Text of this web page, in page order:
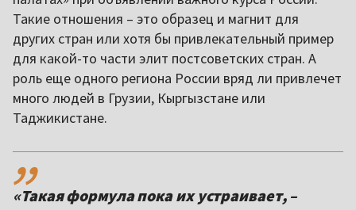
Такие отношения – это образец и магнит для
других стран или хотя бы привлекательный пример
для какой-то части элит постсоветских стран. А
роль еще одного региона России вряд ли привлечет
много людей в Грузии, Кыргызстане или
Таджикистане.
,,
«Такая формула пока их устраивает, –